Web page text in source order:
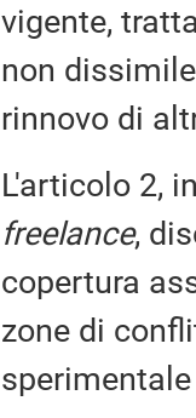
vigente,
non
rinnovo di
L'articolo 2,
freelance,
copertura
zone di